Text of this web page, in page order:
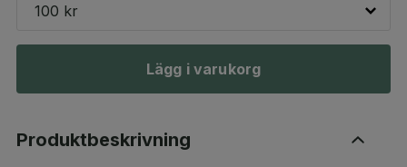
100 kr
Lägg i varukorg
Produktbeskrivning